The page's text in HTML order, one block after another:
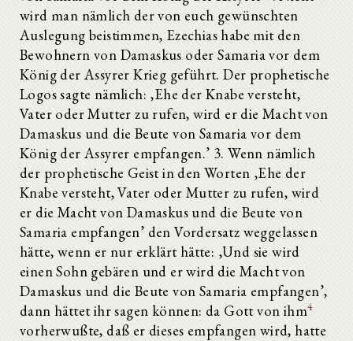
wird man nämlich der von euch gewünschten
Auslegung beistimmen, Ezechias habe mit den
Bewohnern von Damaskus oder Samaria vor dem
König der Assyrer Krieg geführt. Der prophetische
Logos sagte nämlich: ‚Ehe der Knabe versteht,
Vater oder Mutter zu rufen, wird er die Macht von
Damaskus und die Beute von Samaria vor dem
König der Assyrer empfangen.’ 3. Wenn nämlich
der prophetische Geist in den Worten ‚Ehe der
Knabe versteht, Vater oder Mutter zu rufen, wird
er die Macht von Damaskus und die Beute von
Samaria empfangen’ den Vordersatz weggelassen
hätte, wenn er nur erklärt hätte: ‚Und sie wird
einen Sohn gebären und er wird die Macht von
Damaskus und die Beute von Samaria empfangen’,
dann hättet ihr sagen können: da Gott von ihm4
vorherwußte, daß er dieses empfangen wird, hatte